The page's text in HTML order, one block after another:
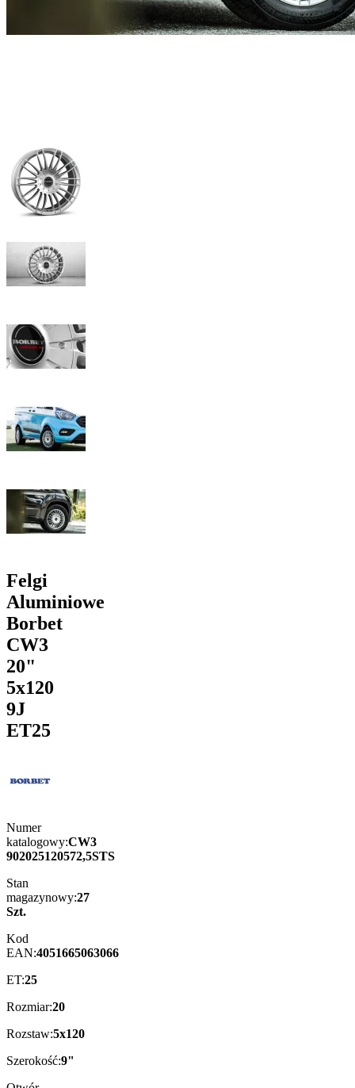
Felgi
Aluminiowe
Borbet
CW3
20"
5x120
9J
ET25
Numer
katalogowy:CW3
902025120572,5STS
Stan
magazynowy:27
Szt.
Kod
EAN:4051665063066
ET:25
Rozmiar:20
Rozstaw:5x120
Szerokość:9"